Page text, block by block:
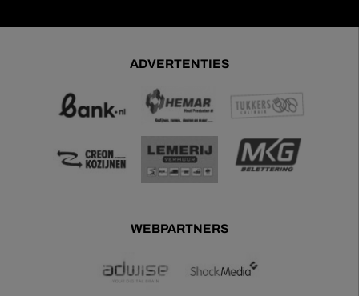
ADVERTENTIES
WEBPARTNERS